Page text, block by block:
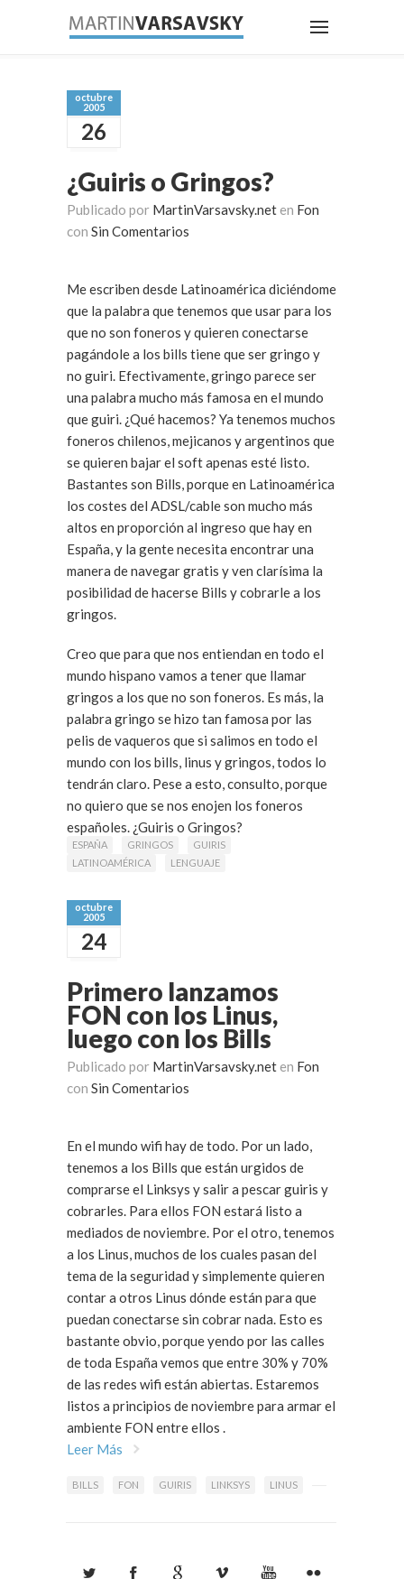
octubre
2005
26
¿Guiris o Gringos?
Publicado por MartinVarsavsky.net en Fon
con Sin Comentarios
Me escriben desde Latinoamérica diciéndome
que la palabra que tenemos que usar para los
que no son foneros y quieren conectarse
pagándole a los bills tiene que ser gringo y
no guiri. Efectivamente, gringo parece ser
una palabra mucho más famosa en el mundo
que guiri. ¿Qué hacemos? Ya tenemos muchos
foneros chilenos, mejicanos y argentinos que
se quieren bajar el soft apenas esté listo.
Bastantes son Bills, porque en Latinoamérica
los costes del ADSL/cable son mucho más
altos en proporción al ingreso que hay en
España, y la gente necesita encontrar una
manera de navegar gratis y ven clarísima la
posibilidad de hacerse Bills y cobrarle a los
gringos.
Creo que para que nos entiendan en todo el
mundo hispano vamos a tener que llamar
gringos a los que no son foneros. Es más, la
palabra gringo se hizo tan famosa por las
pelis de vaqueros que si salimos en todo el
mundo con los bills, linus y gringos, todos lo
tendrán claro. Pese a esto, consulto, porque
no quiero que se nos enojen los foneros
españoles. ¿Guiris o Gringos?
ESPAÑA GRINGOS
GUIRIS
LATINOAMÉRICA
LENGUAJE
octubre
2005
24
Primero lanzamos
FON con los Linus,
luego con los Bills
Publicado por MartinVarsavsky.net en Fon
con Sin Comentarios
En el mundo wifi hay de todo. Por un lado,
tenemos a los Bills que están urgidos de
comprarse el Linksys y salir a pescar guiris y
cobrarles. Para ellos FON estará listo a
mediados de noviembre. Por el otro, tenemos
a los Linus, muchos de los cuales pasan del
tema de la seguridad y simplemente quieren
contar a otros Linus dónde están para que
puedan conectarse sin cobrar nada. Esto es
bastante obvio, porque yendo por las calles
de toda España vemos que entre 30% y 70%
de las redes wifi están abiertas. Estaremos
listos a principios de noviembre para armar el
ambiente FON entre ellos .
Leer Más
BILLS FON GUIRIS LINKSYS LINUS